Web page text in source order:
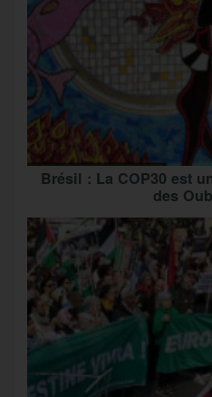
Brésil : La COP30 est
des